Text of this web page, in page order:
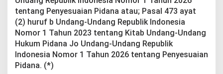
tentang Penyesuaian Pidana atau; Pasal 473 ayat
(2) huruf b Undang-Undang Republik Indonesia
Nomor 1 Tahun 2023 tentang Kitab Undang-Undang
Hukum Pidana Jo Undang-Undang Republik
Indonesia Nomor 1 Tahun 2026 tentang Penyesuaian
Pidana. (*)